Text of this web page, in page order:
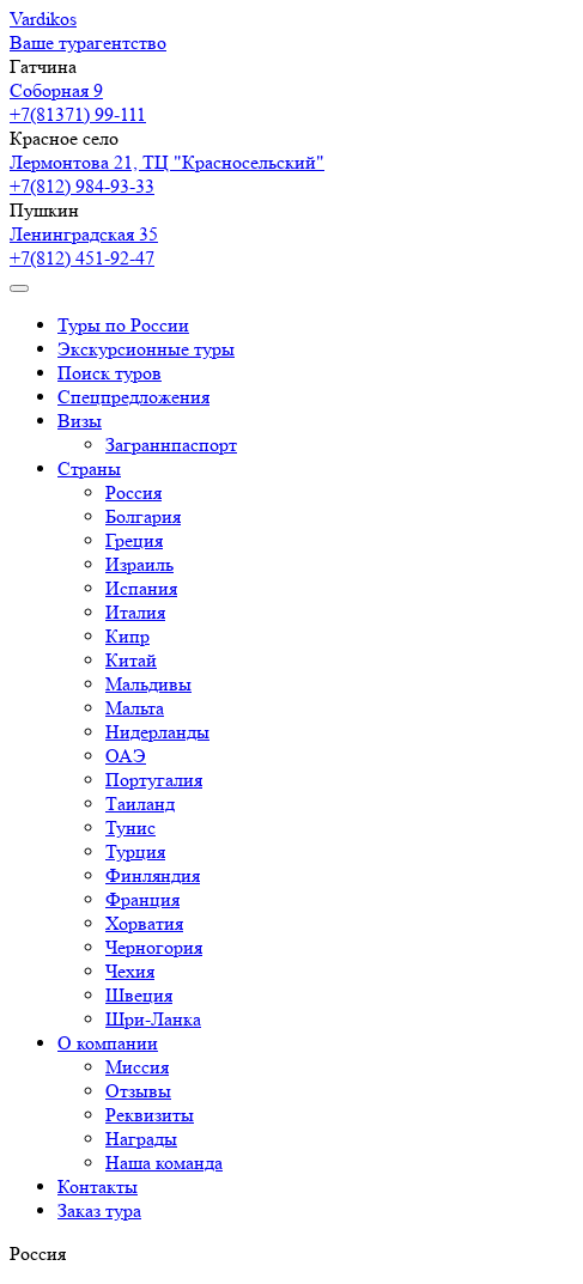
Vardikos
Ваше турагентство
Гатчина
Соборная 9
+7(81371) 99-111
Красное село
Лермонтова 21, ТЦ "Красносельский"
+7(812) 984-93-33
Пушкин
Ленинградская 35
+7(812) 451-92-47
Туры по России
Экскурсионные туры
Поиск туров
Спецпредложения
Визы
Заграннпаспорт
Страны
Россия
Болгария
Греция
Израиль
Испания
Италия
Кипр
Китай
Мальдивы
Мальта
Нидерланды
ОАЭ
Португалия
Таиланд
Тунис
Турция
Финляндия
Франция
Хорватия
Черногория
Чехия
Швеция
Шри-Ланка
О компании
Миссия
Отзывы
Реквизиты
Награды
Наша команда
Контакты
Заказ тура
Россия